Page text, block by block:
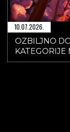
10.07.2026.
OZBILJNO
KATEGORIJE